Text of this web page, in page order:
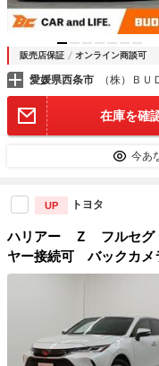
販売店保証 オンライン商談可
愛媛県西条市 （株）Ｂ
在庫を確
今あ
UP トヨタ
ハリアー Ｚ フルセグ
ヤー接続可 バックカ
ドラレコ ＬＥＤヘッド